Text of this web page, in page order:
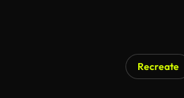
Recreate